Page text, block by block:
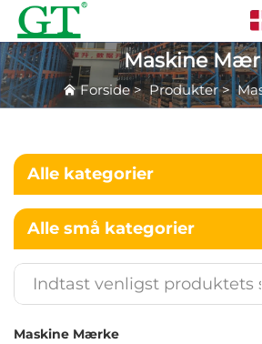
Maskine
Forside>Produkter>
Alle kategorier
Alle små kategorier
Maskine Mærke